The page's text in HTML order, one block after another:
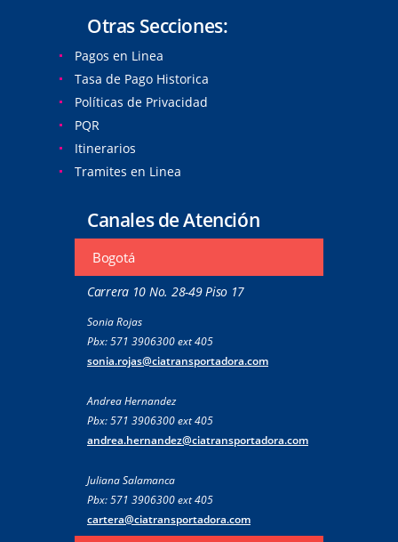
Otras Secciones:
Pagos en Linea
Tasa de Pago Historica
Políticas de Privacidad
PQR
Itinerarios
Tramites en Linea
Canales de Atención
Bogotá
Carrera 10 No. 28-49 Piso 17
Sonia Rojas
Pbx: 571 3906300 ext 405
sonia.rojas@ciatransportadora.com
Andrea Hernandez
Pbx: 571 3906300 ext 405
andrea.hernandez@ciatransportadora.com
Juliana Salamanca
Pbx: 571 3906300 ext 405
cartera@ciatransportadora.com